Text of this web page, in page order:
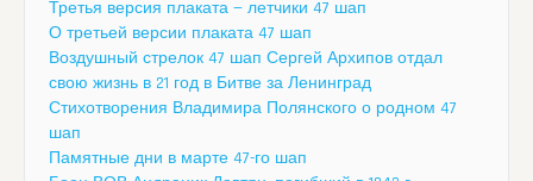
Третья версия плаката — летчики 47 шап
О третьей версии плаката 47 шап
Воздушный стрелок 47 шап Сергей Архипов отдал
свою жизнь в 21 год в Битве за Ленинград
Стихотворения Владимира Полянского о родном 47
шап
Памятные дни в марте 47-го шап